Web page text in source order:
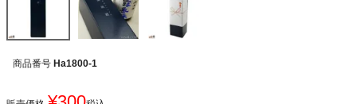
商品番号 Ha1800-1